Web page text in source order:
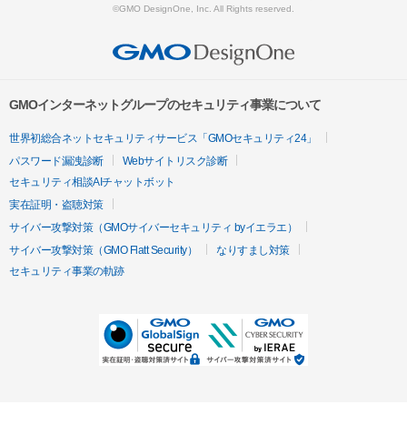
©GMO DesignOne, Inc. All Rights reserved.
GMOインターネットグループのセキュリティ事業について
世界初総合ネットセキュリティサービス「GMOセキュリティ24」
パスワード漏洩診断
Webサイトリスク診断
セキュリティ相談AIチャットボット
実在証明・盗聴対策
サイバー攻撃対策（GMOサイバーセキュリティ byイエラエ）
サイバー攻撃対策（GMO Flatt Security）
なりすまし対策
セキュリティ事業の軌跡